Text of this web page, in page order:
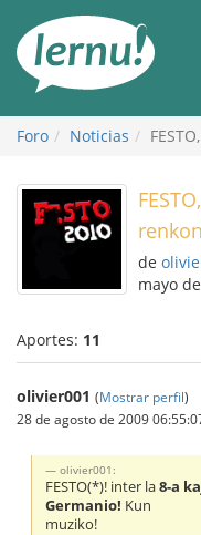
Foro Noticias
de
mayo
Aportes: 11
olivier001 (Mostrar perfil)
28 de agosto de 2009
olivier001:
FESTO(*)! inter la8-a
Germanio! Kun
muziko!